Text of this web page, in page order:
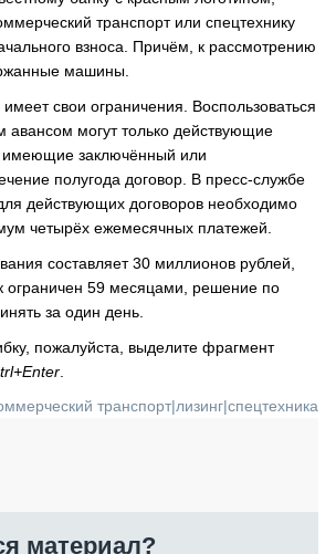
транспорт или спецтехнику
взноса. Причём, к рассмотрению
машины.
свои ограничения. Воспользоваться
авансом могут только действующие
имеющие заключённый или
полугода договор. В пресс-службе
действующих договоров необходимо
четырёх ежемесячных платежей.
составляет 30 миллионов рублей,
ограничен 59 месяцами, решение по
за один день.
пожалуйста, выделите фрагмент
транспорт|лизинг|спецтехника
материал?